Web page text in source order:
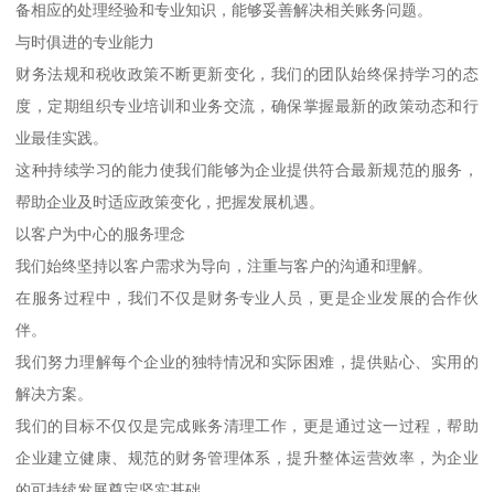
备相应的处理经验和专业知识，能够妥善解决相关账务问题。
与时俱进的专业能力
财务法规和税收政策不断更新变化，我们的团队始终保持学习的态
度，定期组织专业培训和业务交流，确保掌握最新的政策动态和行
业最佳实践。
这种持续学习的能力使我们能够为企业提供符合最新规范的服务，
帮助企业及时适应政策变化，把握发展机遇。
以客户为中心的服务理念
我们始终坚持以客户需求为导向，注重与客户的沟通和理解。
在服务过程中，我们不仅是财务专业人员，更是企业发展的合作伙
伴。
我们努力理解每个企业的独特情况和实际困难，提供贴心、实用的
解决方案。
我们的目标不仅仅是完成账务清理工作，更是通过这一过程，帮助
企业建立健康、规范的财务管理体系，提升整体运营效率，为企业